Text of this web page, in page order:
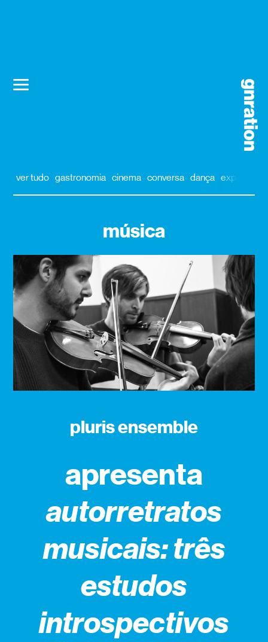
ver tudo gastronomia cinema conversa dança exposição
música
pluris ensemble
apresenta
autorretratos
musicais: três
estudos
introspectivos